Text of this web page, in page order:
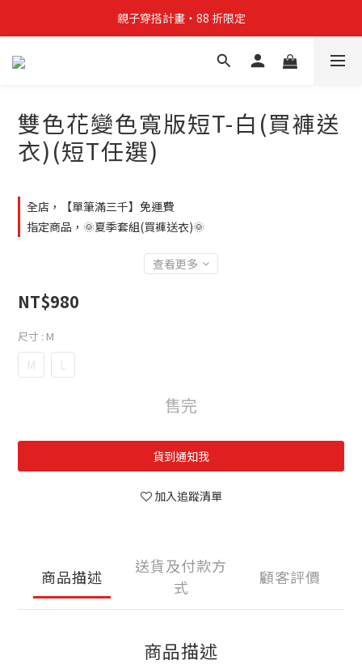
親子穿搭計畫・88 折限定
親子穿搭計畫・88 折限定
貼身補貨計畫  任選 6 件 $888
親子穿搭計畫・88 折限定
雙色花變色寬版短T-白(買褲送
衣)(短T任選)
全店，【單筆滿三千】免運費
指定商品，🌞夏季套組(買褲送衣)🌞
查看更多
NT$980
尺寸 : M
M L
售完
貨到通知我
加入追蹤清單
商品描述
送貨及付款方
式
顧客評價
商品描述